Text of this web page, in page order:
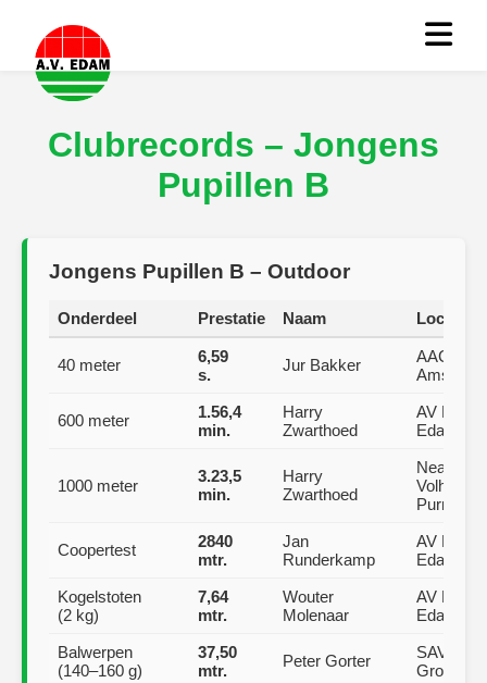
Clubrecords – Jongens
Pupillen B
Jongens Pupillen B – Outdoor
Onderdeel Prestatie Naam Locatie
40 meter
6,59
s.
Jur Bakker
AAC,
600 meter
1.56,4
min.
Harry
Zwarthoed
AV Edam,
Edam
1000 meter
3.23,5
min.
Harry
Zwarthoed
Nea
Coopertest
2840
mtr.
Jan
Runderkamp
AV Edam,
Edam
Kogelstoten
(2 kg)
7,64
mtr.
Wouter
Molenaar
AV Edam,
Edam
Balwerpen
(140–160 g)
37,50
mtr.
Peter Gorter
SAV,